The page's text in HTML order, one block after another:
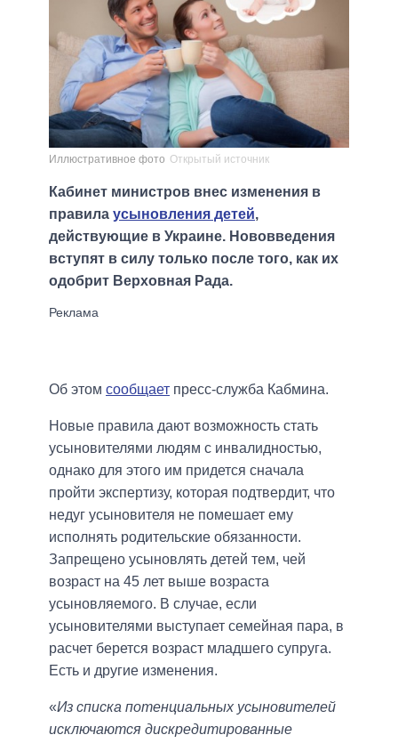
Иллюстративное фото Открытый источник
Кабинет министров внес изменения в
правила усыновления детей,
действующие в Украине. Нововведения
вступят в силу только после того, как их
одобрит Верховная Рада.
Об этом сообщает пресс-служба Кабмина.
Новые правила дают возможность стать
усыновителями людям с инвалидностью,
однако для этого им придется сначала
пройти экспертизу, которая подтвердит, что
недуг усыновителя не помешает ему
исполнять родительские обязанности.
Запрещено усыновлять детей тем, чей
возраст на 45 лет выше возраста
усыновляемого. В случае, если
усыновителями выступает семейная пара, в
расчет берется возраст младшего супруга.
Есть и другие изменения.
«Из списка потенциальных усыновителей
исключаются дискредитированные